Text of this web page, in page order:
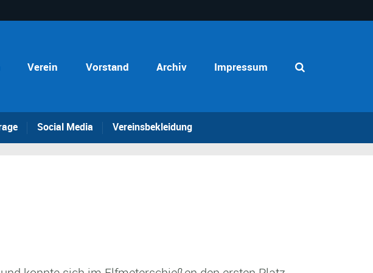
Verein Vorstand Archiv Impressum
Social Media Vereinsbekleidung